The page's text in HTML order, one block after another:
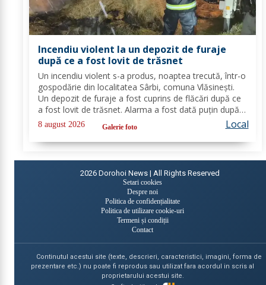
Incendiu violent la un depozit de furaje
după ce a fost lovit de trăsnet
Un incendiu violent s-a produs, noaptea trecută, într-o
gospodărie din localitatea Sârbi, comuna Vlăsinești.
Un depozit de furaje a fost cuprins de flăcări după ce
a fost lovit de trăsnet. Alarma a fost dată puțin după
ora 22:00. La caz s-au deplasat, în cel mai scurt timp,
pompierii din cadrul...
8 august 2026 Galerie foto Local
2026 Dorohoi News | All Rights Reserved
Setari cookies
Despre noi
Politica de confidențialitate
Politica de utilizare cookie-uri
Termeni și condiții
Contact
Continutul acestui site (texte, descrieri, caracteristici, imagini, forma de
prezentare etc.) nu poate fi reprodus sau utilizat fara acordul in scris al
proprietarului acestui site.